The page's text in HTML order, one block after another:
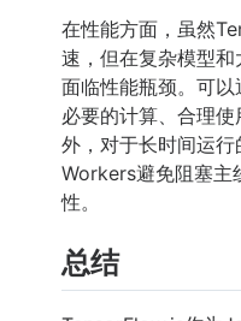
在性能方面，虽然
速，但在复杂模型
面临性能瓶颈。可
必要的计算、合理
外，对于长时间运
Workers避免阻塞主
性。
总结